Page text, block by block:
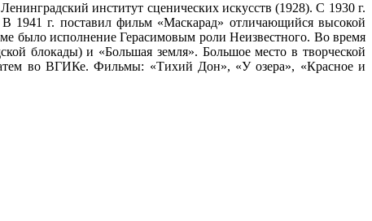
институт сценических искусств (1928). С 1930 г.
1941 г. поставил фильм «Маскарад» отличающийся высокой
было исполнение Герасимовым роли Неизвестного. Во время
блокады) и «Большая земля». Большое место в творческой
затем во ВГИКе. Фильмы: «Тихий Дон», «У озера», «Красное и